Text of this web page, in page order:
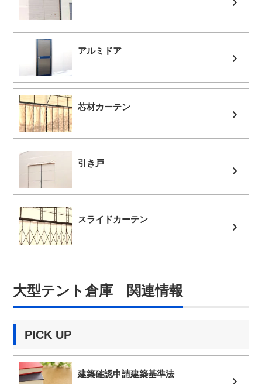
アルミドア
芯材カーテン
引き戸
スライドカーテン
大型テント倉庫 関連情報
PICK UP
建築確認申請建築基準法